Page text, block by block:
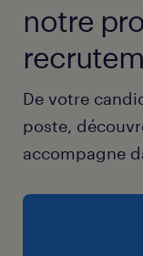
notre
De votre
poste,
accompagne